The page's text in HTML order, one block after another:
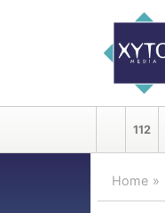
112
Home